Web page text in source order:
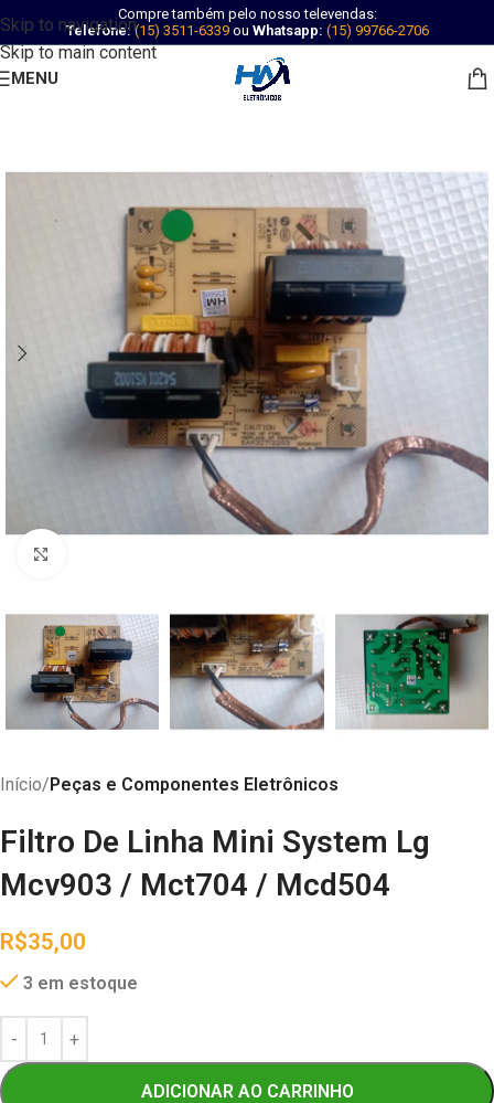
Skip to navigation
Skip to main content
Compre também pelo nosso televendas:
Telefone: (15) 3511-6339ou Whatsapp: (15) 99766-2706
MENU
Início Peças e Componentes Eletrônicos
Filtro De Linha Mini System Lg
Mcv903 / Mct704 / Mcd504
R$35,00
3 em estoque
ADICIONAR AO CARRINHO